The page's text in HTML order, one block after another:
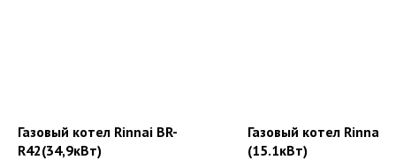
Газовый котел Rinnai BR-
R42(34,9кВт)
Газовый котел Rinnai
(15.1кВт)